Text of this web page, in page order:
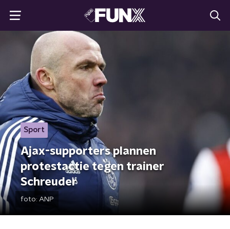
Sport
Ajax-supporters plannen
protestactie tegen trainer
Schreuder
foto: ANP